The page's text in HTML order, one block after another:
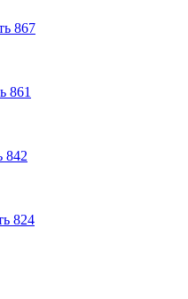
867
861
842
824